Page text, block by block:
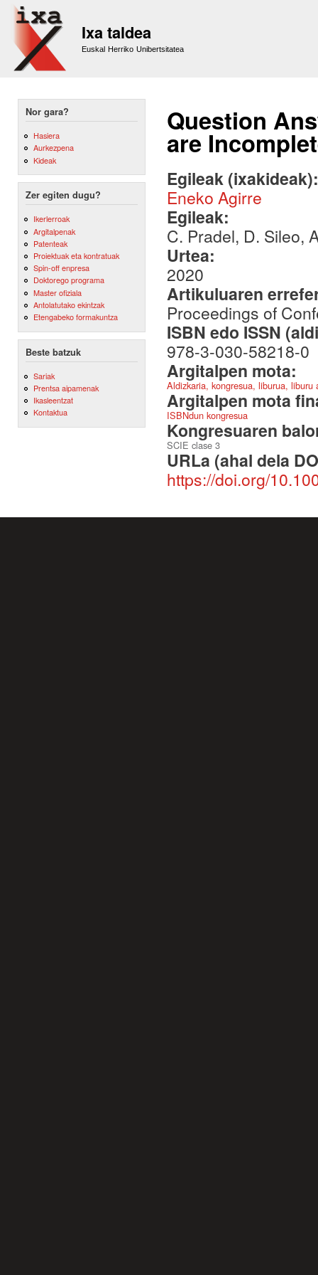
Ixa taldea
Euskal Herriko Unibertsitatea
Nor gara?
Hasiera
Aurkezpena
Kideak
Zer egiten dugu?
Ikerlerroak
Argitalpenak
Patenteak
Proiektuak eta kontratuak
Spin-off enpresa
Doktorego programa
Master ofiziala
Antolatutako ekintzak
Etengabeko formakuntza
Beste batzuk
Sariak
Prentsa aipamenak
Ikasleentzat
Kontaktua
Question
are
Egileak
Eneko Agirre
Egileak:
C. Pradel, D. Sileo,
Urtea:
2020
Artikuluaren
Proceedings of
ISBN edo ISSN
978-3-030-58218-0
Argitalpen mota:
Aldizkaria, kongresua, liburua,
Argitalpen mota
ISBNdun kongresua
Kongresuaren
SCIE clase 3
URLa (ahal dela
https://doi.org/